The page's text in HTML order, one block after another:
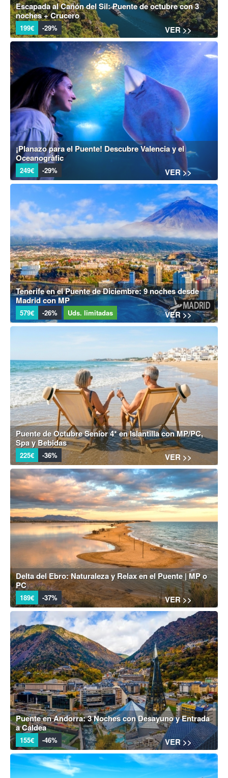
Escapada al Cañón del Sil: Puente de octubre con 3
noches + Crucero
199€ -29% VER >>
¡Planazo para el Puente! Descubre Valencia y el
Oceanogràfic
249€ -29% VER >>
Tenerife en el Puente de Diciembre: 9 noches desde
Madrid con MP
579€ -26% Uds. limitadas VER >>
Puente de Octubre Senior 4* en Islantilla con MP/PC,
Spa y Bebidas
225€ -36% VER >>
Delta del Ebro: Naturaleza y Relax en el Puente | MP o
PC
189€ -37% VER >>
Puente en Andorra: 3 Noches con Desayuno y Entrada
a Caldea
155€ -46% VER >>